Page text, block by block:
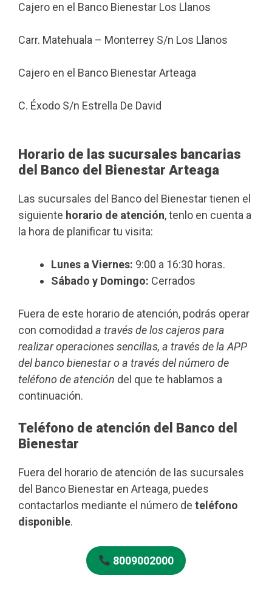
Cajero en el Banco Bienestar Los Llanos
Carr. Matehuala – Monterrey S/n Los Llanos
Cajero en el Banco Bienestar Arteaga
C. Éxodo S/n Estrella De David
Horario de las sucursales bancarias
del Banco del Bienestar Arteaga
Las sucursales del Banco del Bienestar tienen el
siguiente horario de atención, tenlo en cuenta a
la hora de planificar tu visita:
Lunes a Viernes: 9:00 a 16:30 horas.
Sábado y Domingo: Cerrados
Fuera de este horario de atención, podrás operar
con comodidad a través de los cajeros para
realizar operaciones sencillas, a través de la APP
del banco bienestar o a través del número de
teléfono de atención del que te hablamos a
continuación.
Teléfono de atención del Banco del
Bienestar
Fuera del horario de atención de las sucursales
del Banco Bienestar en Arteaga, puedes
contactarlos mediante el número de teléfono
disponible.
8009002000